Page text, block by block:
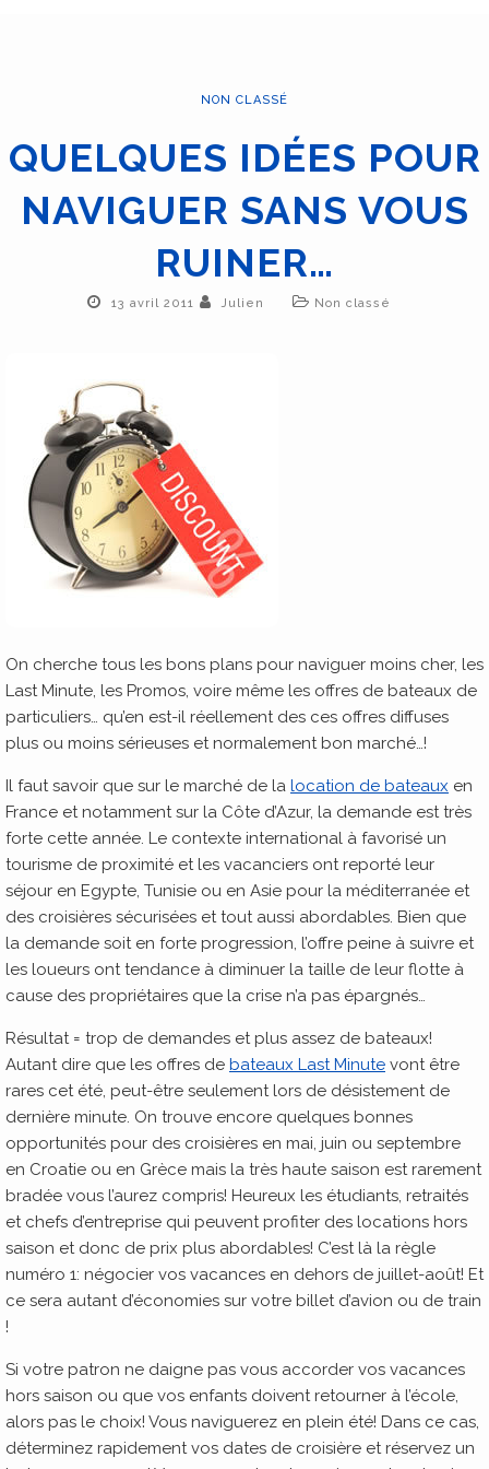
NON CLASSÉ
QUELQUES IDÉES POUR
NAVIGUER SANS VOUS
RUINER…
13 avril 2011 Julien Non classé
On cherche tous les bons plans pour naviguer moins cher, les
Last Minute, les Promos, voire même les offres de bateaux de
particuliers… qu’en est-il réellement des ces offres diffuses
plus ou moins sérieuses et normalement bon marché…!
Il faut savoir que sur le marché de la location de bateaux en
France et notamment sur la Côte d’Azur, la demande est très
forte cette année. Le contexte international à favorisé un
tourisme de proximité et les vacanciers ont reporté leur
séjour en Egypte, Tunisie ou en Asie pour la méditerranée et
des croisières sécurisées et tout aussi abordables. Bien que
la demande soit en forte progression, l’offre peine à suivre et
les loueurs ont tendance à diminuer la taille de leur flotte à
cause des propriétaires que la crise n’a pas épargnés…
Résultat = trop de demandes et plus assez de bateaux!
Autant dire que les offres de bateaux Last Minute vont être
rares cet été, peut-être seulement lors de désistement de
dernière minute. On trouve encore quelques bonnes
opportunités pour des croisières en mai, juin ou septembre
en Croatie ou en Grèce mais la très haute saison est rarement
bradée vous l’aurez compris! Heureux les étudiants, retraités
et chefs d’entreprise qui peuvent profiter des locations hors
saison et donc de prix plus abordables! C’est là la règle
numéro 1: négocier vos vacances en dehors de juillet-août! Et
ce sera autant d’économies sur votre billet d’avion ou de train
!
Si votre patron ne daigne pas vous accorder vos vacances
hors saison ou que vos enfants doivent retourner à l’école,
alors pas le choix! Vous naviguerez en plein été! Dans ce cas,
déterminez rapidement vos dates de croisière et réservez un